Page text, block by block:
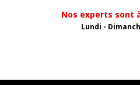
Nos experts sont
Lundi -